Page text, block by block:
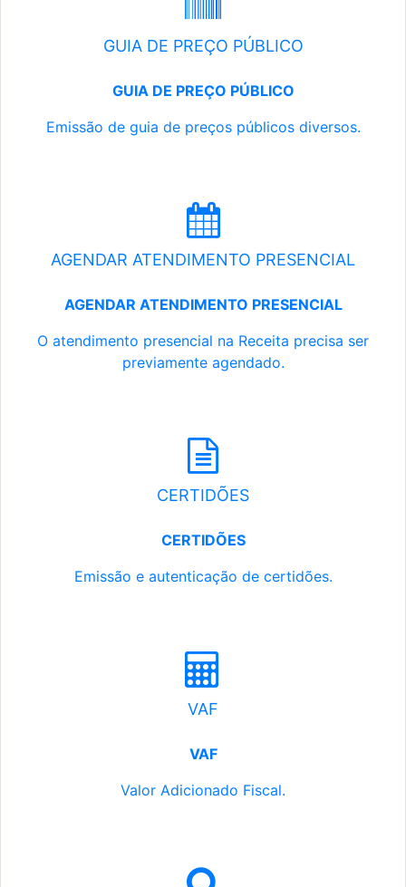
GUIA DE PREÇO PÚBLICO
GUIA DE PREÇO PÚBLICO
Emissão de guia de preços públicos diversos.
AGENDAR ATENDIMENTO PRESENCIAL
AGENDAR ATENDIMENTO PRESENCIAL
O atendimento presencial na Receita precisa ser
previamente agendado.
CERTIDÕES
CERTIDÕES
Emissão e autenticação de certidões.
VAF
VAF
Valor Adicionado Fiscal.